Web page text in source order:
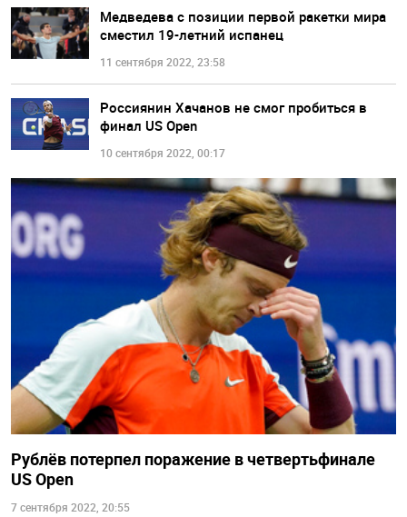
Медведева с позиции первой ракетки мира
сместил 19-летний испанец
11 сентября 2022, 23:58
Россиянин Хачанов не смог пробиться в
финал US Open
10 сентября 2022, 00:17
Рублёв потерпел поражение в четвертьфинале
US Open
7 сентября 2022, 20:55